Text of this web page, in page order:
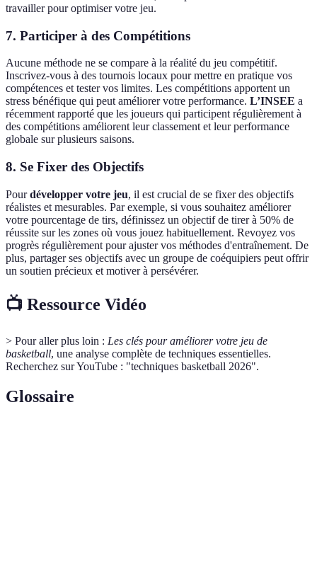
travailler pour optimiser votre jeu.
7. Participer à des Compétitions
Aucune méthode ne se compare à la réalité du jeu compétitif.
Inscrivez-vous à des tournois locaux pour mettre en pratique vos
compétences et tester vos limites. Les compétitions apportent un
stress bénéfique qui peut améliorer votre performance. L’INSEE a
récemment rapporté que les joueurs qui participent régulièrement à
des compétitions améliorent leur classement et leur performance
globale sur plusieurs saisons.
8. Se Fixer des Objectifs
Pourdévelopper votre jeu, il est crucial de se fixer des objectifs
réalistes et mesurables. Par exemple, si vous souhaitez améliorer
votre pourcentage de tirs, définissez un objectif de tirer à 50% de
réussite sur les zones où vous jouez habituellement. Revoyez vos
progrès régulièrement pour ajuster vos méthodes d'entraînement. De
plus, partager ses objectifs avec un groupe de coéquipiers peut offrir
un soutien précieux et motiver à persévérer.
📺 Ressource Vidéo
> Pour aller plus loin : Les clés pour améliorer votre jeu de
basketball, une analyse complète de techniques essentielles.
Recherchez sur YouTube : "techniques basketball 2026".
Glossaire